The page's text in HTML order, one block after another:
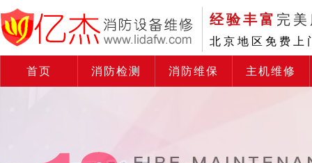
经验丰富 完
北京地区免费上
首页 消防检测 消防维保 主机维修